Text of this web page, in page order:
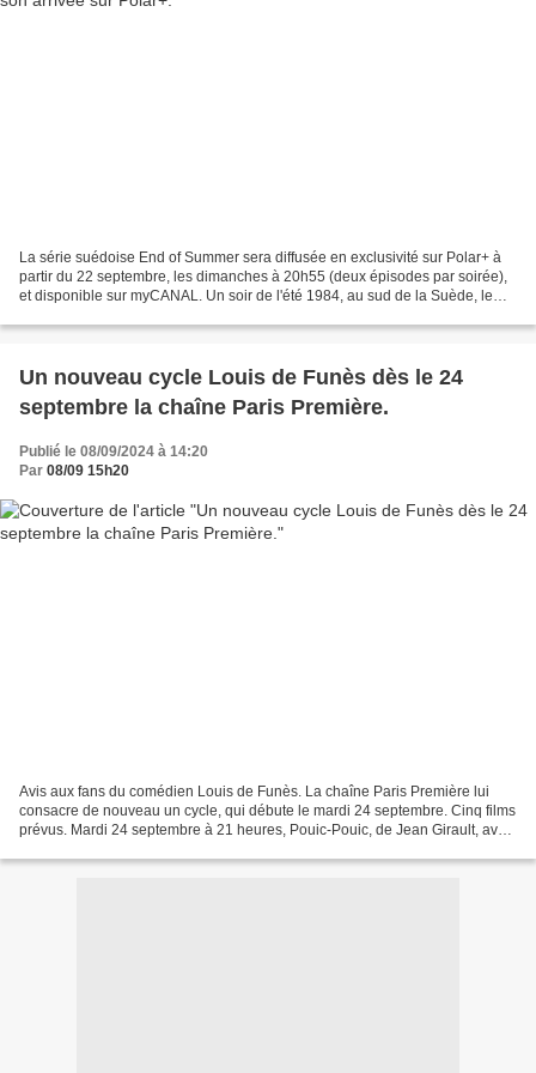
La série suédoise End of Summer sera diffusée en exclusivité sur Polar+ à
partir du 22 septembre, les dimanches à 20h55 (deux épisodes par soirée),
et disponible sur myCANAL. Un soir de l'été 1984, au sud de la Suède, le
Un nouveau cycle Louis de Funès dès le 24
septembre la chaîne Paris Première.
Publié le 08/09/2024 à 14:20
Par 08/09 15h20
Avis aux fans du comédien Louis de Funès. La chaîne Paris Première lui
consacre de nouveau un cycle, qui débute le mardi 24 septembre. Cinq films
prévus. Mardi 24 septembre à 21 heures, Pouic-Pouic, de Jean Girault, avec